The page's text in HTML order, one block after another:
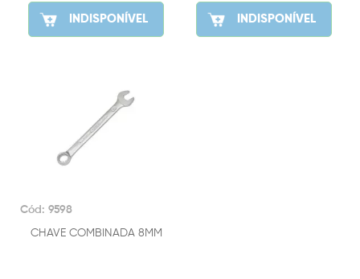
INDISPONÍVEL INDISPONÍVEL
Cód: 9598
CHAVE COMBINADA 8MM